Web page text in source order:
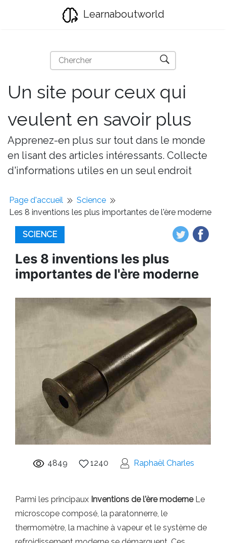
Learnaboutworld
Un site pour ceux qui
veulent en savoir plus
Apprenez-en plus sur tout dans le monde
en lisant des articles intéressants. Collecte
d'informations utiles en un seul endroit
Page d'accueil
Science
Les 8 inventions les plus importantes de l'ère moderne
SCIENCE
Les 8 inventions les plus
importantes de l'ère moderne
4849 1240 Raphaël Charles
Parmi les principaux Inventions de l'ère moderneLe
microscope composé, la paratonnerre, le
thermomètre, la machine à vapeur et le système de